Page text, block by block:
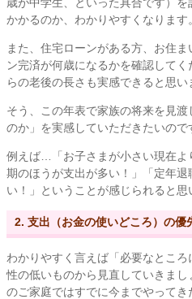
かかるのか、わかりやすくなります。
また、住宅ローンがある方、お住
ン完済が何歳になるかを確認して
らの老後の長さも実感できると思い
そう、この年表で家族の将来を見
のか」を実感していただきたいので
例えば…「お子さまが小さい現在よ
期のほうが支出が多い！」「定年
い！」ということが感じられると思
2. 支出（お金の使いどころ）の優
わかりやすく言えば「必要なとこ
性の低いものから見直していきまし
のご家庭ではすでに今までやってき